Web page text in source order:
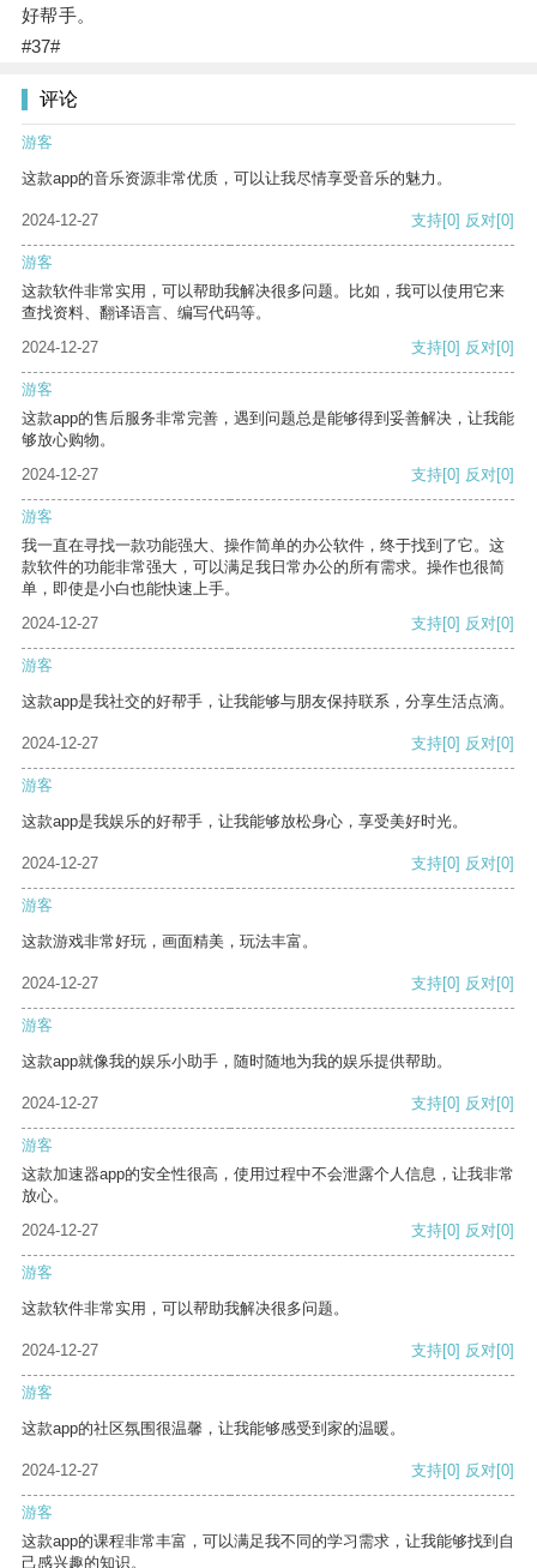
好帮手。
#37#
评论
游客
这款app的音乐资源非常优质，可以让我尽情享受音乐的魅力。
2024-12-27 支持[0] 反对[0]
游客
这款软件非常实用，可以帮助我解决很多问题。比如，我可以使用它来
查找资料、翻译语言、编写代码等。
2024-12-27
支持[0] 反对[0]
游客
这款app的售后服务非常完善，遇到问题总是能够得到妥善解决，让我能
够放心购物。
2024-12-27
支持[0] 反对[0]
游客
我一直在寻找一款功能强大、操作简单的办公软件，终于找到了它。这
款软件的功能非常强大，可以满足我日常办公的所有需求。操作也很简
单，即使是小白也能快速上手。
2024-12-27
支持[0] 反对[0]
游客
这款app是我社交的好帮手，让我能够与朋友保持联系，分享生活点滴。
2024-12-27 支持[0] 反对[0]
游客
这款app是我娱乐的好帮手，让我能够放松身心，享受美好时光。
2024-12-27 支持[0] 反对[0]
游客
这款游戏非常好玩，画面精美，玩法丰富。
2024-12-27 支持[0] 反对[0]
游客
这款app就像我的娱乐小助手，随时随地为我的娱乐提供帮助。
2024-12-27 支持[0] 反对[0]
游客
这款加速器app的安全性很高，使用过程中不会泄露个人信息，让我非常
放心。
2024-12-27
支持[0] 反对[0]
游客
这款软件非常实用，可以帮助我解决很多问题。
2024-12-27 支持[0] 反对[0]
游客
这款app的社区氛围很温馨，让我能够感受到家的温暖。
2024-12-27 支持[0] 反对[0]
游客
这款app的课程非常丰富，可以满足我不同的学习需求，让我能够找到自
己感兴趣的知识。